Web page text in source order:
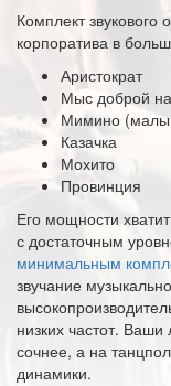
Комплект
корпоратива в
Аристократ
Мыс доброй
Мимино
Казачка
Мохито
Провинция
Его мощности
с достаточным
минимальным
звучание
низких частот. Ваши
сочнее, а на
динамики.